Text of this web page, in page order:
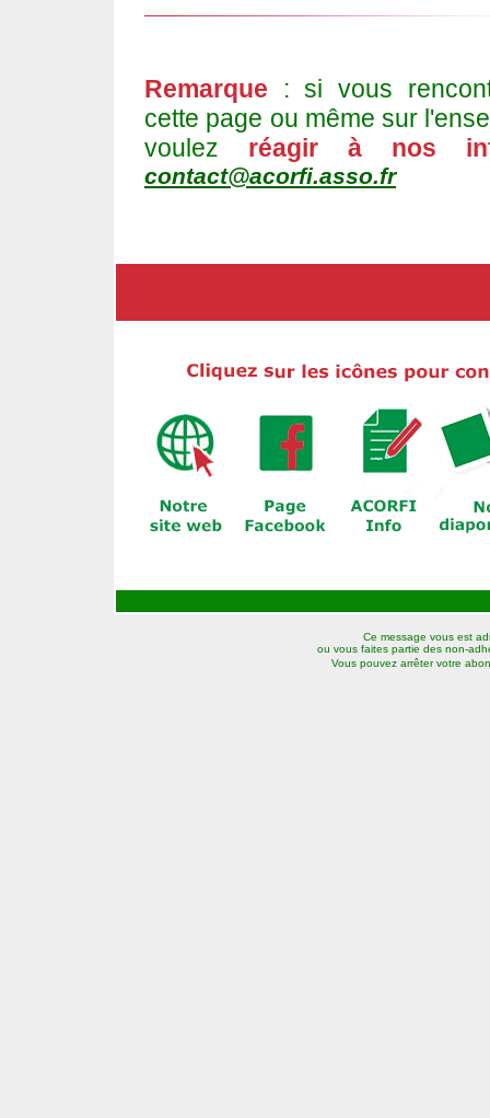
Remarque : si vous
cette page ou même sur
voulez réagir à nos
contact@acorfi.asso.fr
Ce message vous est
ou vous faites partie des non-
Vous pouvez arrêter votre